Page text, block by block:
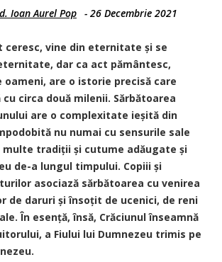
Ioan Aurel Pop - 26 Decembrie 2021
ceresc, vine din eternitate și se
dar ca act pământesc,
are o istorie precisă care
circa două milenii. Sărbătoarea
are o complexitate ieșită din
nu numai cu sensurile sale
multe tradiții și cutume adăugate și
de-a lungul timpului. Copiii și
asociază sărbătoarea cu venirea
de daruri și însoțit de ucenici, de reni
În esență, însă, Crăciunul înseamnă
a Fiului lui Dumnezeu trimis pe